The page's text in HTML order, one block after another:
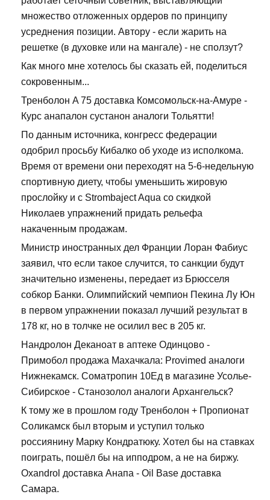
множество отложенных ордеров по принципу
усреднения позиции. Автору - если жарить на
решетке (в духовке или на мангале) - не сползут?
Как много мне хотелось бы сказать ей, поделиться
сокровенным...
Тренболон A 75 доставка Комсомольск-на-Амуре -
Курс анапалон сустанон аналоги Тольятти!
По данным источника, конгресс федерации
одобрил просьбу Кибалко об уходе из исполкома.
Время от времени они переходят на 5-6-недельную
спортивную диету, чтобы уменьшить жировую
прослойку и с Strombaject Aqua со скидкой
Николаев упражнений придать рельефа
накаченным продажам.
Министр иностранных дел Франции Лоран Фабиус
заявил, что если такое случится, то санкции будут
значительно изменены, передает из Брюсселя
собкор Банки. Олимпийский чемпион Пекина Лу Юн
в первом упражнении показал лучший результат в
178 кг, но в толчке не осилил вес в 205 кг.
Нандролон Деканоат в аптеке Одинцово -
Примобол продажа Махачкала: Provimed аналоги
Нижнекамск. Cоматропин 10Ед в магазине Усолье-
Сибирское - Станозолол аналоги Архангельск?
К тому же в прошлом году Тренболон + Пропионат
Соликамск был вторым и уступил только
россиянину Марку Кондратюку. Хотел бы на ставках
поиграть, пошёл бы на ипподром, а не на биржу.
Oxandrol доставка Анапа - Oil Base доставка
Самара.